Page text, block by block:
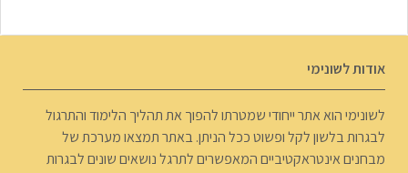
אודות לשונימי
לשונימי הוא אתר ייחודי שמטרתו להפוך את תהליך הלימוד והתרגול
לבגרות בלשון לקל ופשוט ככל הניתן. באתר תמצאו מערכת של
מבחנים אינטראקטיביים המאפשרים לתרגל נושאים שונים לבגרות